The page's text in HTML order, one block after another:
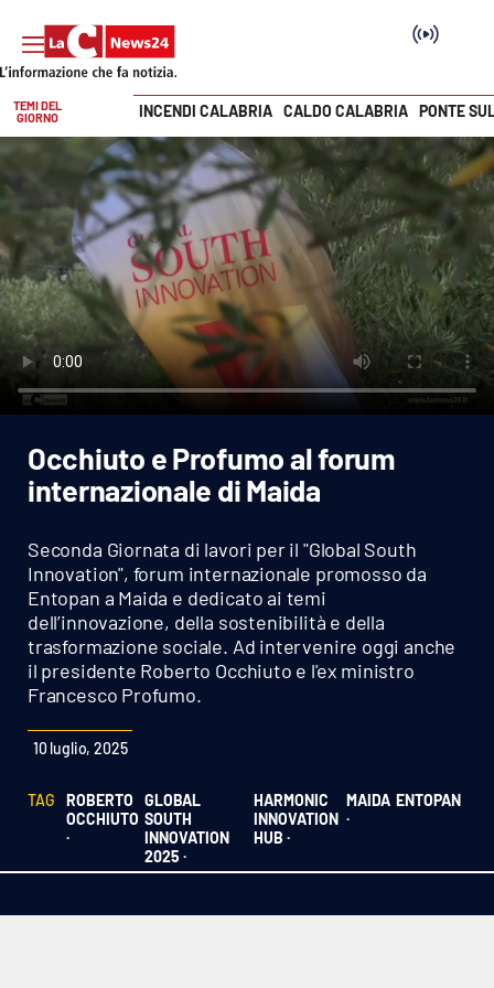
SEZIONI
Cronaca
Politica
Attualità
Economia e lavoro
Italia Mondo
Sport
Cultura
Podcast
Meteo
Editoriali
VIDEO
Ambiente
Vai
TEMI DEL
GIORNO
INCENDI CALABRIA CALDO CALABRIA PONTE
Occhiuto e Profumo al forum
internazionale di Maida
Seconda Giornata di lavori per il "Global South
Innovation", forum internazionale promosso da
Entopan a Maida e dedicato ai temi
dell’innovazione, della sostenibilità e della
trasformazione sociale. Ad intervenire oggi anche
il presidente Roberto Occhiuto e l'ex ministro
Francesco Profumo.
10 luglio, 2025
TAG
ROBERTO
OCCHIUTO
·
GLOBAL
SOUTH
INNOVATION
2025 ·
HARMONIC
INNOVATION
HUB ·
MAIDA
·
ENTOPAN